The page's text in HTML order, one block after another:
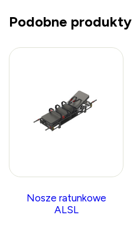
Podobne produkty
Nosze ratunkowe
ALSL